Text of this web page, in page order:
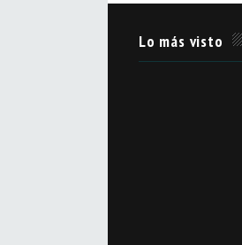
Lo más visto